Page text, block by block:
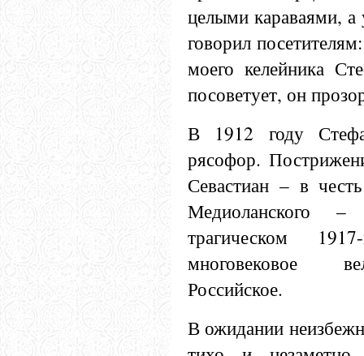
целыми караваями,
говорил
моего келейника
посоветует, он
В 1912 году
рясофор.
Севастиан – в
Медиоланского
трагическом
многовековое
Российское.
В ожидании